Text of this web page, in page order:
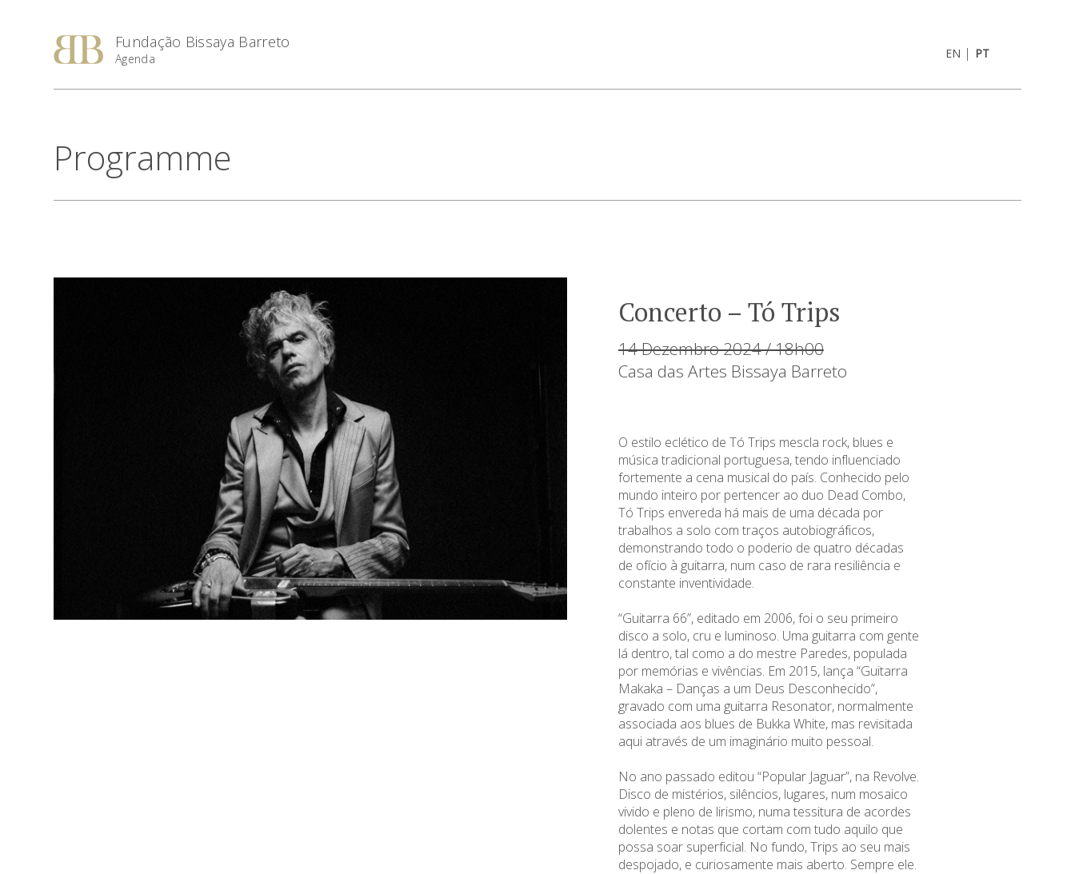
Fundação Bissaya Barreto
Agenda EN | PT
Programme
Concerto – Tó Trips
14 Dezembro 2024 / 18h00
Casa das Artes Bissaya Barreto
O estilo eclético de Tó Trips mescla rock, blues e
música tradicional portuguesa, tendo influenciado
fortemente a cena musical do país. Conhecido pelo
mundo inteiro por pertencer ao duo Dead Combo,
Tó Trips envereda há mais de uma década por
trabalhos a solo com traços autobiográficos,
demonstrando todo o poderio de quatro décadas
de ofício à guitarra, num caso de rara resiliência e
constante inventividade.
“Guitarra 66”, editado em 2006, foi o seu primeiro
disco a solo, cru e luminoso. Uma guitarra com gente
lá dentro, tal como a do mestre Paredes, populada
por memórias e vivências. Em 2015, lança “Guitarra
Makaka – Danças a um Deus Desconhecido”,
gravado com uma guitarra Resonator, normalmente
associada aos blues de Bukka White, mas revisitada
aqui através de um imaginário muito pessoal.
No ano passado editou “Popular Jaguar”, na Revolve.
Disco de mistérios, silêncios, lugares, num mosaico
vivido e pleno de lirismo, numa tessitura de acordes
dolentes e notas que cortam com tudo aquilo que
possa soar superficial. No fundo, Trips ao seu mais
despojado, e curiosamente mais aberto. Sempre ele.